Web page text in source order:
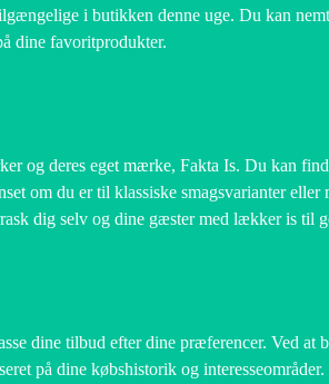
i butikken denne uge. Du kan
dine favoritprodukter.
og deres eget mærke, Fakta Is. Du kan
om du er til klassiske smagsvarianter eller
dig selv og dine gæster med lækker is til
dine tilbud efter dine præferencer. Ved at
på dine købshistorik og